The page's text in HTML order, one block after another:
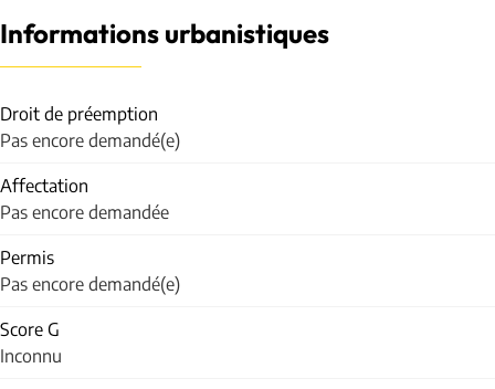
Informations urbanistiques
Droit de préemption
Pas encore demandé(e)
Affectation
Pas encore demandée
Permis
Pas encore demandé(e)
Score G
Inconnu